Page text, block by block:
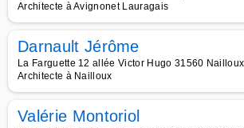
Architecte à Avignonet Lauragais
Darnault Jérôme
La Farguette 12 allée Victor Hugo 31560
Architecte à Nailloux
Valérie Montoriol